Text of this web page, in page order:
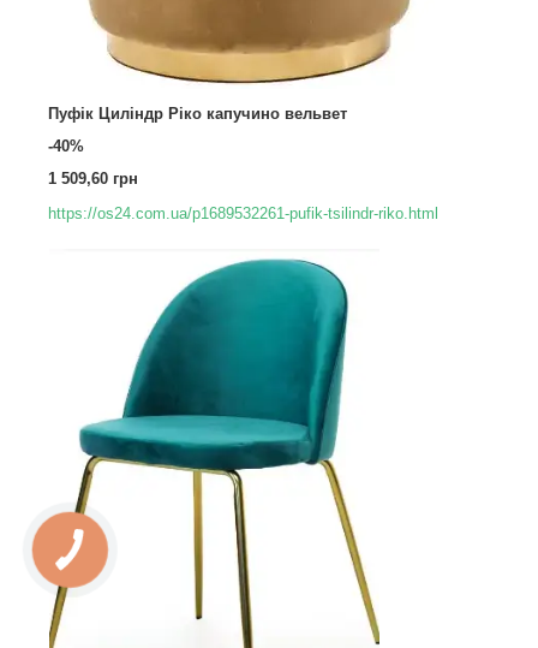
Пуфік Циліндр Ріко капучино вельвет
-40%
1 509,60 грн
https://os24.com.ua/p1689532261-pufik-tsilindr-riko.html